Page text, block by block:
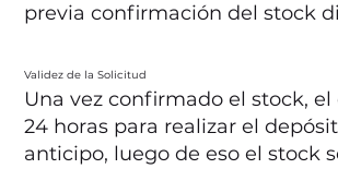
previa confirmación del stock
Validez de la Solicitud
Una vez confirmado el stock,
24 horas para realizar el
anticipo, luego de eso el stock